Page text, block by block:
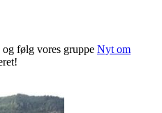
og følg vores gruppe Nyt om